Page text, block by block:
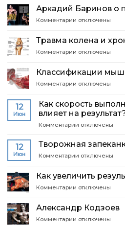
Валерон
ТЕСТОСТЕРОН
Аркадий Баринов о
Комментарии к
Баринов
о
отключены
​Травма колена и
Комментарии к
Травма
колена
хроническая
отключены
​Классификации
Комментарии к
Классификации
мышечных
волокон
отключены
12
Июн
Как скорость
влияет на
Комментарии к
скорость
выполнения
влияет
результат?
отключены
12
Июн
Творожная
Комментарии к
запеканка
отключены
Как увеличить
Комментарии к
Как
увеличить
результат
отключены
Александр Кодзоев
Комментарии котключены